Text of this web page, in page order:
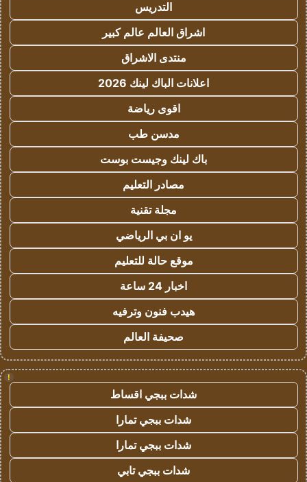
التدريس
اشراق العالم عالم كبير
منتدى الاشراق
اعلانات الباك لينك 2026
اقوى رياضة
مدسن طب
باك لينك وجيست بوست
مصادر التعليم
مجلة تقنية
يو ان بي الرياضي
موقع حالة للتعليم
اخبار 24 ساعة
هيدب فنون وترفيه
صحيفة العالم
!
شدات ببجي اقساط
شدات ببجي تمارا
شدات ببجي تمارا
شدات ببجي تابي